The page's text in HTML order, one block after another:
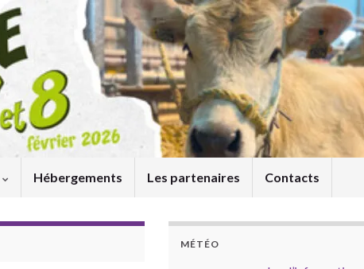
Hébergements Les partenaires Contacts
MÉTÉO